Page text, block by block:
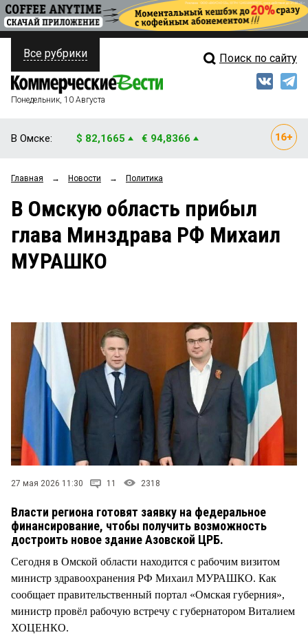
ПОЛИТИКА
ФИНАНСЫ
ОБЩЕСТВО
ЗАКОН
НОВОСТИ КОМПАНИЙ
Свежий выпуск
Рейтинги
Блоги
Все рубрики Поиск по сайту
Понедельник, 10 Августа
В Омске: $ 82,1665 € 94,8366
Главная → Новости → Политика
В Омскую область прибыл
глава Минздрава РФ Михаил
МУРАШКО
27 мая 2026 11:30 11 2318
Власти региона готовят заявку на федеральное
финансирование, чтобы получить возможность
достроить новое здание Азовской ЦРБ.
Сегодня в Омской области находится с рабочим визитом
министр здравоохранения РФ Михаил МУРАШКО. Как
сообщает правительственный портал «Омская губерния»,
министр провёл рабочую встречу с губернатором Виталием
ХОЦЕНКО.